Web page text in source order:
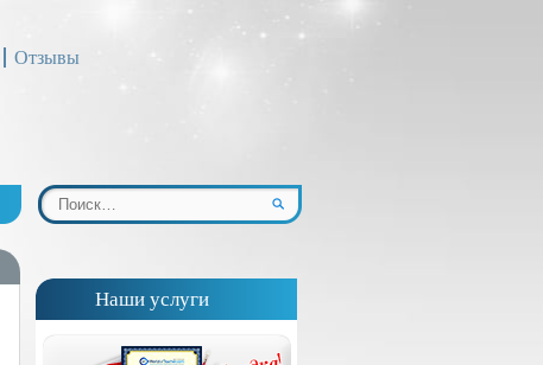
Отзывы
Наши услуги